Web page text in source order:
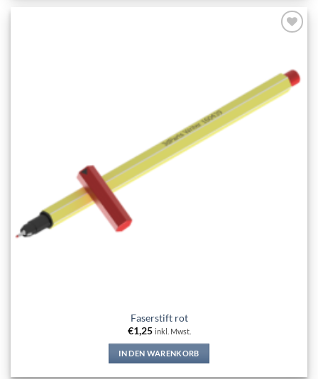
Faserstift rot
€1,25 inkl. Mwst.
IN DEN WARENKORB